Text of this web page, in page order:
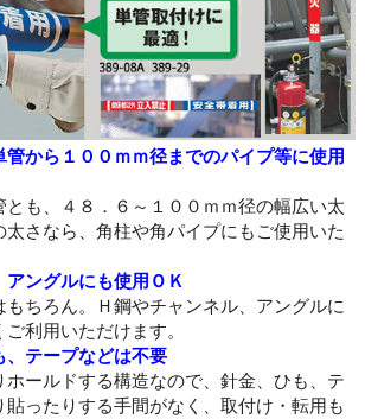
管から１００ｍｍ径までのパイプ等に使用
とも、４８．６～１００ｍｍ径の幅広い太
太さなら、角柱や角パイプにもご使用いた
アングルにも使用ＯＫ
ちろん。Ｈ鋼やチャンネル、アングルに
利用いただけます。
、テープなどは不要
ールドする構造なので、針金、ひも、テ
貼ったりする手間がなく、取付け・転用も